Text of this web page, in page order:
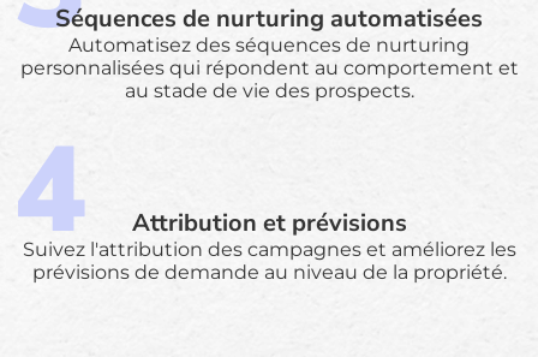
Séquences de nurturing automatisées
Automatisez des séquences de nurturing
personnalisées qui répondent au comportement et
au stade de vie des prospects.
Attribution et prévisions
Suivez l'attribution des campagnes et améliorez les
prévisions de demande au niveau de la propriété.